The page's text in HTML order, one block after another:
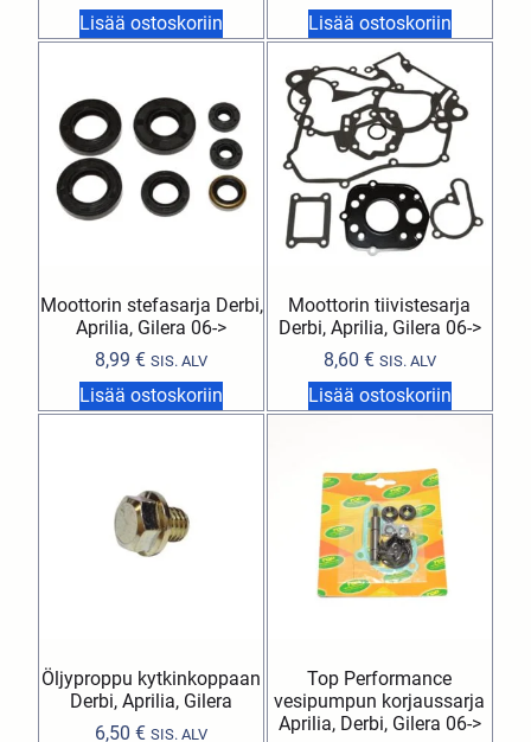
Lisää ostoskoriin Lisää ostoskoriin
Moottorin stefasarja Derbi,
Aprilia, Gilera 06->
8,99€ SIS. ALV
Lisää ostoskoriin
Moottorin tiivistesarja
Derbi, Aprilia, Gilera 06->
8,60 € SIS. ALV
Lisää ostoskoriin
Öljyproppu kytkinkoppaan
Derbi, Aprilia, Gilera
6,50€ SIS. ALV
Top Performance
vesipumpun korjaussarja
Aprilia, Derbi, Gilera 06->